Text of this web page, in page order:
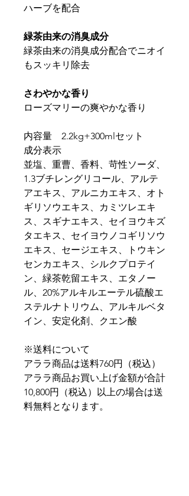
ハーブを配合
緑茶由来の消臭成分
緑茶由来の消臭成分配合でニオイ
もスッキリ除去
さわやかな香り
ローズマリーの爽やかな香り
内容量 2.2kg+300mlセット
成分表示
並塩、重曹、香料、苛性ソーダ、
1.3ブチレングリコール、アルテ
アエキス、アルニカエキス、オト
ギリソウエキス、カミツレエキ
ス、スギナエキス、セイヨウキズ
タエキス、セイヨウノコギリソウ
エキス、セージエキス、トウキン
センカエキス、シルクプロテイ
ン、緑茶乾留エキス、エタノー
ル、20%アルキルエーテル硫酸エ
ステルナトリウム、アルキルベタ
イン、安定化剤、クエン酸
※送料について
アララ商品は送料760円（税込）
アララ商品お買い上げ金額が合計
10,800円（税込）以上の場合は送
料無料となります。